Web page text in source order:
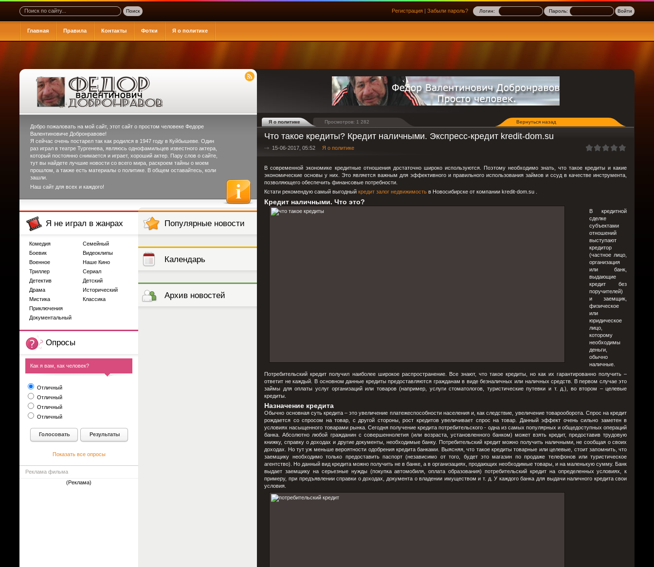
Регистрация| Забыли пароль? Логин: Пароль:
Главная Правила Контакты Фотки Я о политике
Я о политике Просмотров: 1 282 Вернуться назад
Что такое кредиты? Кредит наличными. Экспресс-кредит kredit-dom.su
15-06-2017, 05:52 Я о политике
В современной экономике кредитные отношения достаточно широко используются. Поэтому необходимо знать, что такое кредиты и какие
экономические основы у них. Это является важным для эффективного и правильного использования займов и ссуд в качестве инструмента,
позволяющего обеспечить финансовые потребности.
Кстати рекомендую самый выгодныйкредит залог недвижимость в Новосибирске от компании kredit-dom.su .
Кредит наличными. Что это?
В кредитной
сделке
субъектами
отношений
выступают
кредитор
(частное лицо,
организация
или банк,
выдающие
кредит без
поручителей)
и заемщик,
физическое
или
юридическое
лицо,
которому
необходимы
деньги,
обычно
наличные.
Потребительский кредит получил наиболее широкое распространение. Все знают, что такое кредиты, но как их гарантированно получить –
ответит не каждый. В основном данные кредиты предоставляются гражданам в виде безналичных или наличных средств. В первом случае это
займы для оплаты услуг организаций или товаров (например, услуги стоматологов, туристические путевки и т. д.), во втором – целевые
кредиты.
Назначение кредита
Обычно основная суть кредита – это увеличение платежеспособности населения и, как следствие, увеличение товарооборота. Спрос на кредит
рождается со спросом на товар, с другой стороны, рост кредитов увеличивает спрос на товар. Данный эффект очень сильно заметен в
условиях насыщенного товарами рынка. Сегодня получение кредита потребительского - одна из самых популярных и общедоступных операций
банка. Абсолютно любой гражданин с совершеннолетия (или возраста, установленного банком) может взять кредит, предоставив трудовую
книжку, справку о доходах и другие документы, необходимые банку. Потребительский кредит можно получить наличными, не сообщая о своих
доходах. Но тут уж меньше вероятности одобрения кредита банками. Выясняя, что такое кредиты товарные или целевые, стоит запомнить, что
заемщику необходимо только предоставить паспорт (независимо от того, будет это магазин по продаже телефонов или туристическое
агентство). Но данный вид кредита можно получить не в банке, а в организациях, продающих необходимые товары, и на маленькую сумму. Банк
выдает заемщику на серьезные нужды (покупка автомобиля, оплата образования) потребительский кредит на определенных условиях, к
примеру, при предъявлении справки о доходах, документа о владении имуществом и т. д. У каждого банка для выдачи наличного кредита свои
условия.
Добро пожаловать на мой сайт, этот сайт о простом человекеФедоре
Валентиновиче Добронравове!
Я сейчас очень постарел так как родился в 1947 году в Куйбышеве. Один
раз играл в театре Тургенева, являюсь однофамильцев известного актера,
который постоянно снимается и играет, хороший актер. Пару слов о сайте,
тут вы найдете лучшие новости со всего мира, раскроем тайны о моем
прошлом, а также есть материалы о политике. В общем оставайтесь, коли
зашли.
Наш сайт для всех и каждого!
Я не играл в жанрах
Комедия
Боевик
Военное
Триллер
Детектив
Драма
Мистика
Приключения
Документальный
Семейный
Видеоклипы
Наше Кино
Сериал
Детский
Исторический
Классика
Опросы
Как я вам, как человек?
Отличный
Отличный
Отличный
Отличный
Показать все опросы
Реклама фильма
(Реклама)
Популярные новости
Календарь
выступлений
Архив новостей